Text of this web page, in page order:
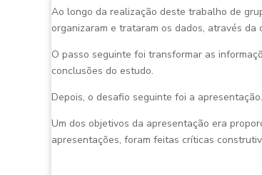
Ao longo da realização deste trabalho de
organizaram e trataram os dados, através
O passo seguinte foi transformar as
conclusões do estudo.
Depois, o desafio seguinte foi a apresentação.
Um dos objetivos da apresentação era
apresentações, foram feitas críticas